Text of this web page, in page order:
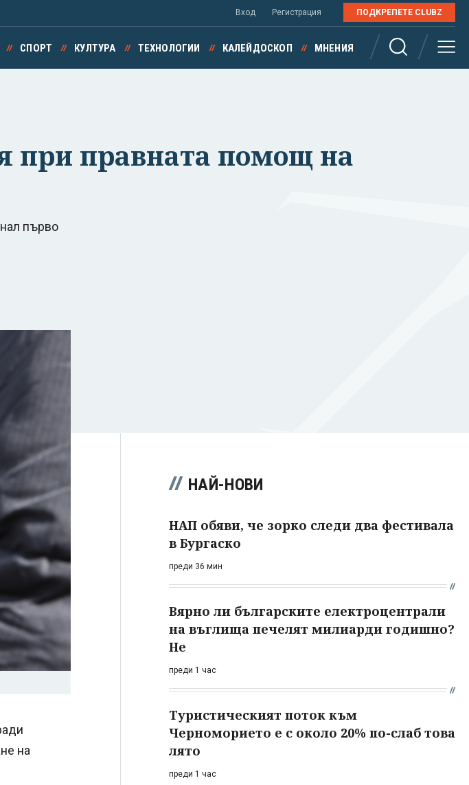
Вход Регистрация ПОДКРЕПЕТЕ CLUBZ
СПОРТ КУЛТУРА ТЕХНОЛОГИИ КАЛЕЙДОСКОП МНЕНИЯ
при правната помощ на
първо
на
НАЙ-НОВИ
НАП обяви, че зорко следи два фестивала
в Бургаско
преди 36 мин
Вярно ли българските електроцентрали
на въглища печелят милиарди годишно?
Не
преди 1 час
Туристическият поток към
Черноморието е с около 20% по-слаб това
лято
преди 1 час